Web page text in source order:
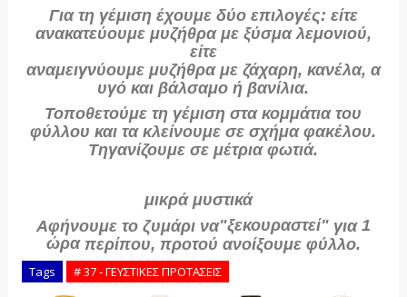
Για τη γέμιση έχουμε δύοεπιλογές: είτε
ανακατεύουμε μυζήθρα με ξύσμα λεμονιού,
είτε
αναμειγνύουμε μυζήθρα με ζάχαρη, κανέλα, α
υγόκαιβάλσαμοήβανίλια.
Τοποθετούμε τη γέμιση στα κομμάτια του
φύλλου και τα κλείνουμε σεσχήμα φακέλου.
Τηγανίζουμε σεμέτρια φωτιά.
μικρά μυστικά
Αφήνουμε το ζυμάρι να"ξεκουραστεί" για 1
ώραπερίπου, προτού ανοίξουμε φύλλο.
Tags # 37 - ΓΕΥΣΤΙΚΕΣ ΠΡΟΤΑΣΕΙΣ